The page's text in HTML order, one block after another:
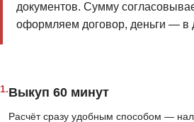
документов. Сумму
оформляем договор, деньги — в
1.Выкуп 60 минут
Расчёт сразу удобным способом —